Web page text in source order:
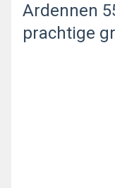
Ardennen
prachtige